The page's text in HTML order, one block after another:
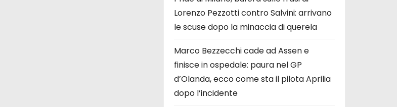
Lorenzo Pezzotti contro Salvini: arrivano
le scuse dopo la minaccia di querela
Marco Bezzecchi cade ad Assen e
finisce in ospedale: paura nel GP
d’Olanda, ecco come sta il pilota Aprilia
dopo l’incidente